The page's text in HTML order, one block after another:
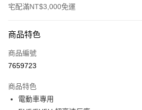
宅配滿NT$3,000免運
信用卡一次付款
信用卡分期付款
合作金庫商業銀行
華南商業銀行
6 期 0 利率 每期
商品特色
商品編號
7659723
商品特色
電動車專用